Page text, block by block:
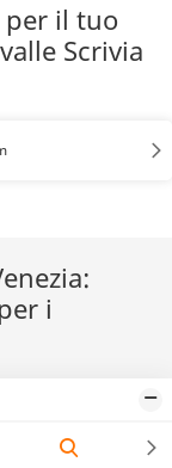
per il tuo
Scrivia
i